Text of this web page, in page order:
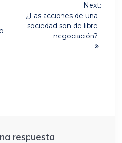
Next:
Next
post:
¿Las acciones de una
sociedad son de libre
negociación?
respuesta